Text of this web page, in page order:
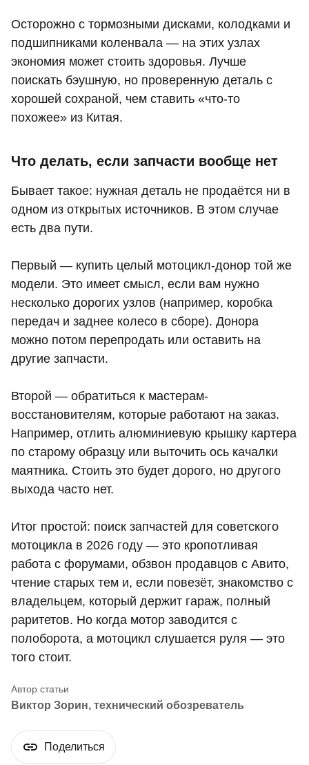
Осторожно с тормозными дисками, колодками и
подшипниками коленвала — на этих узлах
экономия может стоить здоровья. Лучше
поискать бэушную, но проверенную деталь с
хорошей сохраной, чем ставить «что-то
похожее» из Китая.
Что делать, если запчасти вообще нет
Бывает такое: нужная деталь не продаётся ни в
одном из открытых источников. В этом случае
есть два пути.
Первый — купить целый мотоцикл-донор той же
модели. Это имеет смысл, если вам нужно
несколько дорогих узлов (например, коробка
передач и заднее колесо в сборе). Донора
можно потом перепродать или оставить на
другие запчасти.
Второй — обратиться к мастерам-
восстановителям, которые работают на заказ.
Например, отлить алюминиевую крышку картера
по старому образцу или выточить ось качалки
маятника. Стоить это будет дорого, но другого
выхода часто нет.
Итог простой: поиск запчастей для советского
мотоцикла в 2026 году — это кропотливая
работа с форумами, обзвон продавцов с Авито,
чтение старых тем и, если повезёт, знакомство с
владельцем, который держит гараж, полный
раритетов. Но когда мотор заводится с
полоборота, а мотоцикл слушается руля — это
того стоит.
Виктор Зорин, технический обозреватель
Поделиться